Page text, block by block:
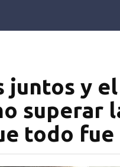
juntos y
superar
todo fue